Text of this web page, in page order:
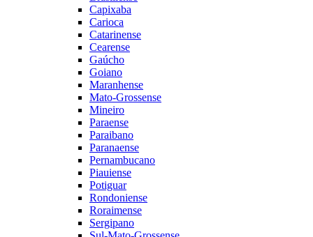
Capixaba
Carioca
Catarinense
Cearense
Gaúcho
Goiano
Maranhense
Mato-Grossense
Mineiro
Paraense
Paraibano
Paranaense
Pernambucano
Piauiense
Potiguar
Rondoniense
Roraimense
Sergipano